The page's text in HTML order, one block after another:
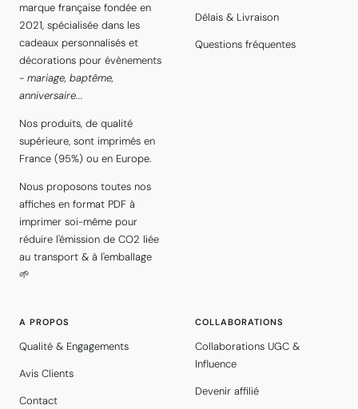
marque française fondée en
2021, spécialisée dans les
cadeaux personnalisés et
décorations pour évènements
- mariage, baptême,
anniversaire...
Nos produits, de qualité
supérieure, sont imprimés en
France (95%) ou en Europe.
Nous proposons toutes nos
affiches en format PDF à
imprimer soi-même pour
réduire l'émission de CO2 liée
au transport & à l'emballage
🌱
Délais & Livraison
Questions fréquentes
A PROPOS
Qualité & Engagements
Avis Clients
Contact
COLLABORATIONS
Collaborations UGC &
Influence
Devenir affilié